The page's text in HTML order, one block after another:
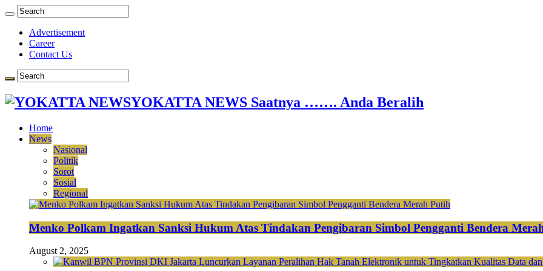
Advertisement
Career
Contact Us
YOKATTA NEWS Saatnya ……. Anda Beralih
Home
News
Nasional
Politik
Sorot
Sosial
Regional
Menko Polkam Ingatkan Sanksi Hukum Atas Tindakan Pengibaran Simbol Pengganti Bendera
August 2, 2025